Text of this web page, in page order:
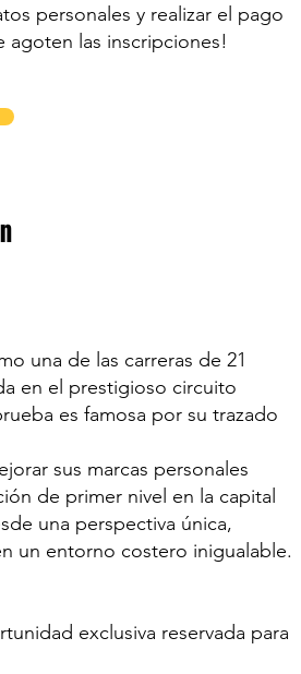
personales y realizar el pago
agoten las inscripciones!
una de las carreras de 21
en el prestigioso circuito
es famosa por su trazado
sus marcas personales
de primer nivel en la capital
una perspectiva única,
un entorno costero inigualable.
exclusiva reservada para